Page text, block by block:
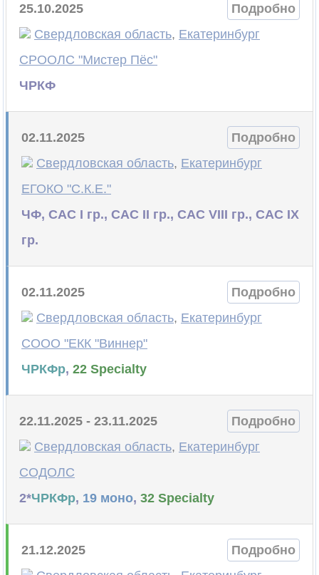
25.10.2025
Подробно
Свердловская область, Екатеринбург
СРООЛС "Мистер Пёс"
ЧРКФ
02.11.2025
Подробно
Свердловская область, Екатеринбург
ЕГОКО "С.К.Е."
ЧФ, САС I гр., САС II гр., САС VIII гр., САС IX
гр.
02.11.2025
Подробно
Свердловская область, Екатеринбург
СООО "ЕКК "Виннер"
ЧРКФр, 22 Specialty
22.11.2025 - 23.11.2025
Подробно
Свердловская область, Екатеринбург
СОДОЛС
2*ЧРКФр, 19 моно, 32 Specialty
21.12.2025
Подробно